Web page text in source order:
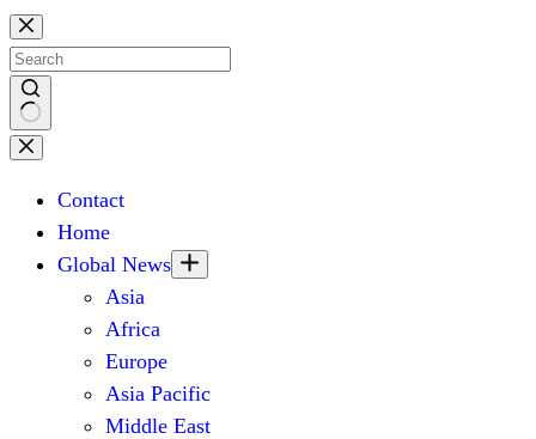
Skip
to
content
No
Contact
Home
Global News
Asia
Africa
Europe
Asia Pacific
Middle East